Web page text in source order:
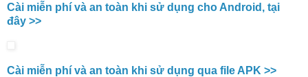
Cài miễn phí và an toàn khi sử dụng cho Android, tại
đây >>
Cài miễn phí và an toàn khi sử dụng qua file APK >>